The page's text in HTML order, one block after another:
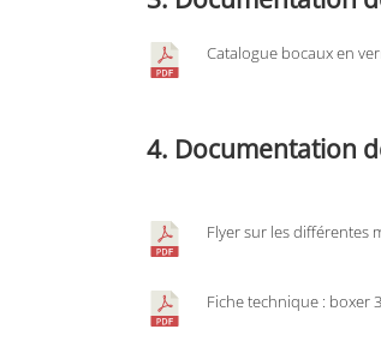
Catalogue bocaux en
4. Documentation
Flyer sur les différentes
Fiche technique : boxer